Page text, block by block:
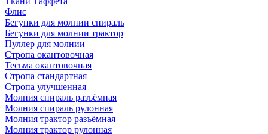
Флис
Бегунки для молнии спираль
Бегунки для молнии трактор
Пуллер для молнии
Стропа окантовочная
Тесьма окантовочная
Стропа стандартная
Стропа улучшенная
Молния спираль разъёмная
Молния спираль рулонная
Молния трактор разъёмная
Молния трактор рулонная